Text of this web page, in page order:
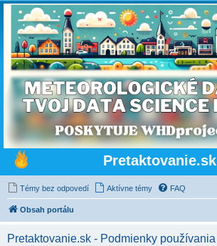
Pretaktovanie.sk
Témy bez odpovedí Aktívne témy FAQ
Obsah portálu
Pretaktovanie.sk - Podmienky používania